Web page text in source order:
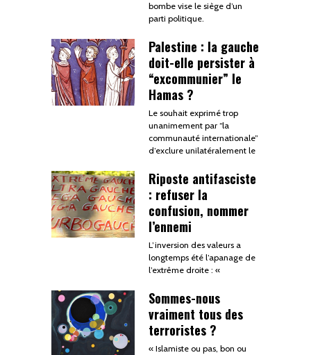
bombe vise le siège d’un
parti politique.
Palestine : la gauche
doit-elle persister à
“excommunier” le
Hamas ?
Le souhait exprimé trop
unanimement par “la
communauté internationale”
d’exclure unilatéralement le
Riposte antifasciste
: refuser la
confusion, nommer
l’ennemi
L’inversion des valeurs a
longtemps été l’apanage de
l’extrême droite : «
Sommes-nous
vraiment tous des
terroristes ?
« Islamiste ou pas, bon ou